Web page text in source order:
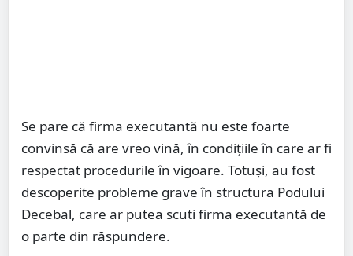
Se pare că firma executantă nu este foarte
convinsă că are vreo vină, în condițiile în care ar fi
respectat procedurile în vigoare. Totuși, au fost
descoperite probleme grave în structura Podului
Decebal, care ar putea scuti firma executantă de
o parte din răspundere.